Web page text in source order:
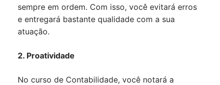
sempre em ordem. Com isso, você evitará erros
e entregará bastante qualidade com a sua
atuação.
2. Proatividade
No curso de Contabilidade, você notará a